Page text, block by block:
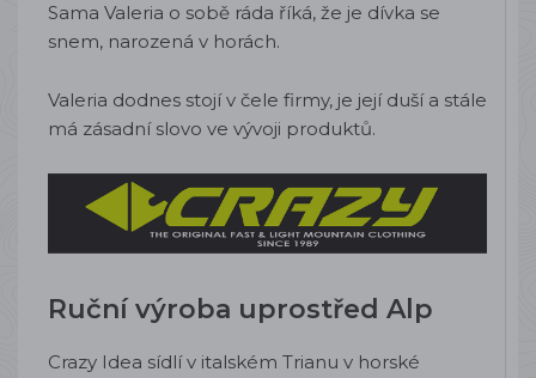
Sama Valeria o sobě ráda říká, že je dívka se
snem, narozená v horách.
Valeria dodnes stojí v čele firmy, je její duší a stále
má zásadní slovo ve vývoji produktů.
Ruční výroba uprostřed Alp
Crazy Idea sídlí v italském Trianu v horské